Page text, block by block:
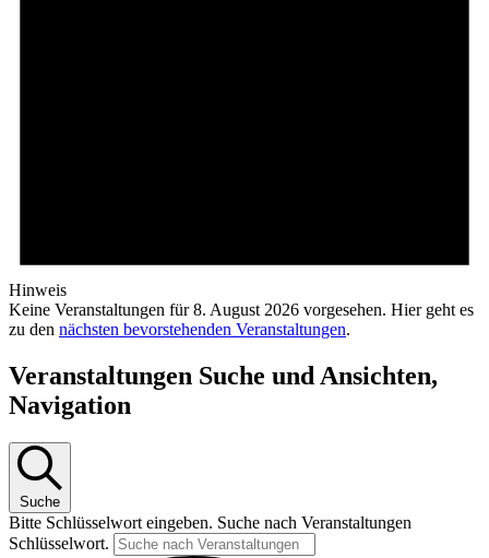
Hinweis
Keine Veranstaltungen für 8. August 2026 vorgesehen. Hier geht es
zu den nächsten bevorstehenden Veranstaltungen.
Veranstaltungen Suche und Ansichten,
Navigation
Suche
Bitte Schlüsselwort eingeben. Suche nach Veranstaltungen
Schlüsselwort.